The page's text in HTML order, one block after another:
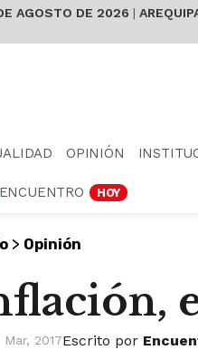
AGOSTO DE 2026 |
OPINIÓN
ENCUENTRO HOY
> Opinión
Mar, 2017Escrito por